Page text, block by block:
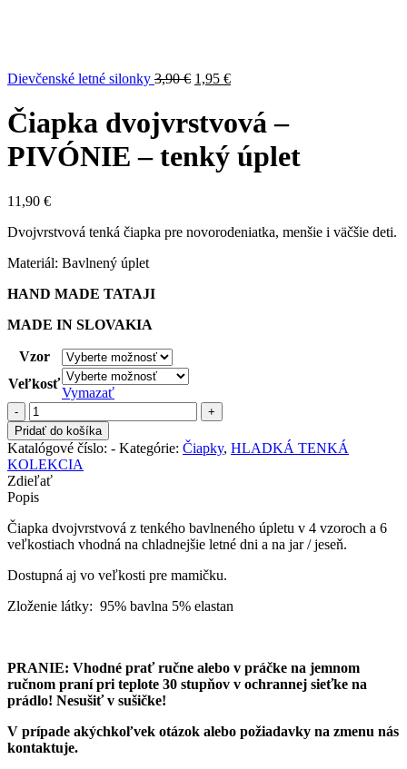
Dievčenské letné silonky 3,90€ Original
3,90 €.
1,95 €Current
1,95 €.
Čiapka dvojvrstvová –
PIVÓNIE – tenký úplet
11,90 €
Dvojvrstvová tenká čiapka pre novorodeniatka, menšie i väčšie deti.
Materiál: Bavlnený úplet
HAND MADE TATAJI
MADE IN SLOVAKIA
Vzor
Veľkosť
Vymazať
množstvo
Čiapka
dvojvrstvová
-
PIVÓNIE
-
tenký
úplet
Pridať do košíka
Katalógové číslo: - Kategórie: Čiapky, HLADKÁ TENKÁ
KOLEKCIA
Zdieľať
Popis
Čiapka dvojvrstvová z tenkého bavlneného úpletu v 4 vzoroch a 6
veľkostiach vhodná na chladnejšie letné dni a na jar / jeseň.
Dostupná aj vo veľkosti pre mamičku.
Zloženie látky: 95% bavlna 5% elastan
PRANIE: Vhodné prať ručne alebo v práčke na jemnom
ručnom praní pri teplote 30 stupňov v ochrannej sieťke na
prádlo! Nesušiť v sušičke!
V prípade akýchkoľvek otázok alebo požiadavky na zmenu nás
kontaktuje.